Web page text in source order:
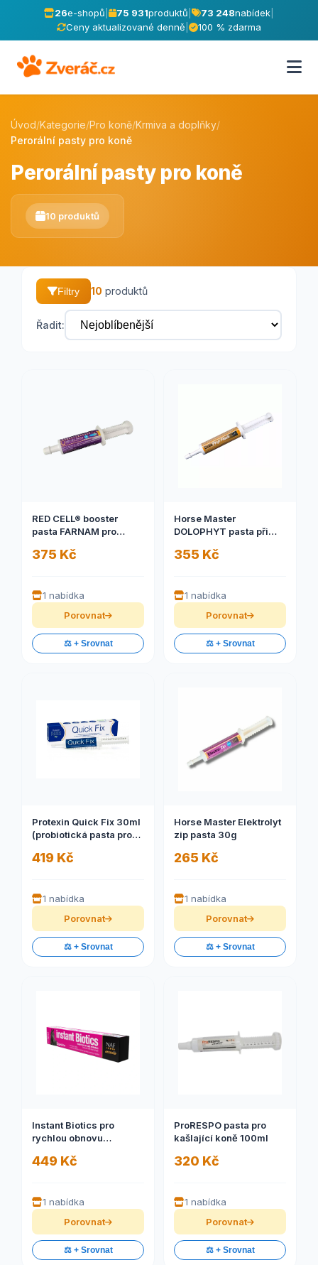
26e-shopů 75 931produktů 73 248nabídek
Ceny aktualizované denně
100 % zdarma
Úvod/Kategorie/Pro koně/Krmiva a doplňky/
Perorální pasty pro koně
Perorální pasty pro koně
10 produktů
Filtry 10 produktů
Řadit:
RED CELL® booster
pasta FARNAM pro
375 Kč
1 nabídka
Porovnat
⚖️ + Srovnat
Horse Master
DOLOPHYT pasta při
aparátu a schvácení
355 Kč
1 nabídka
Porovnat
⚖️ + Srovnat
Protexin Quick Fix 30ml
(probiotická pasta pro
419 Kč
1 nabídka
Porovnat
⚖️ + Srovnat
Horse Master Elektrolyt
zip pasta 30g
265 Kč
1 nabídka
Porovnat
⚖️ + Srovnat
Instant Biotics pro
rychlou obnovu
mikroflóry (Tuba 30 ml)
449 Kč
1 nabídka
Porovnat
⚖️ + Srovnat
ProRESPO pasta pro
kašlající koně 100ml
320 Kč
1 nabídka
Porovnat
⚖️ + Srovnat